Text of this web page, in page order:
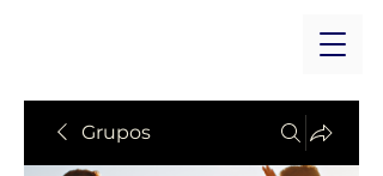
Grupos